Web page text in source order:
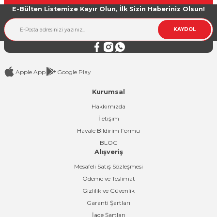
Ürün bilgilerinde hatalar bulunuyor.
E-Bülten Listemize Kayır Olun, İlk Sizin Haberiniz Olsun!
KAYDOL
Apple App Google Play
Kurumsal
Hakkımızda
İletişim
Havale Bildirim Formu
BLOG
Alışveriş
Mesafeli Satış Sözleşmesi
Ödeme ve Teslimat
Gizlilik ve Güvenlik
Garanti Şartları
İade Şartları